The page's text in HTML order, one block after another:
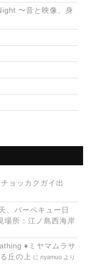
〜音と映像、身
ョッカクガイ出
バーベキュー日
所：江ノ島西海岸
♦ミヤマムラサ
丘の上 に nyamuo より